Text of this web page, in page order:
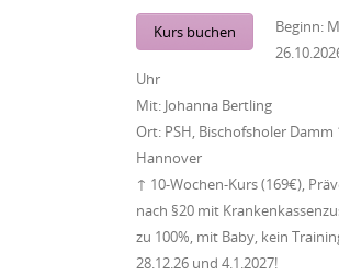
Kurs buchen Beginn:
Uhr
Mit: Johanna Bertling
Ort: PSH, Bischofsholer Damm
Hannover
↑ 10-Wochen-Kurs (169€),
nach §20 mit
zu 100%, mit Baby, kein
28.12.26 und 4.1.2027!